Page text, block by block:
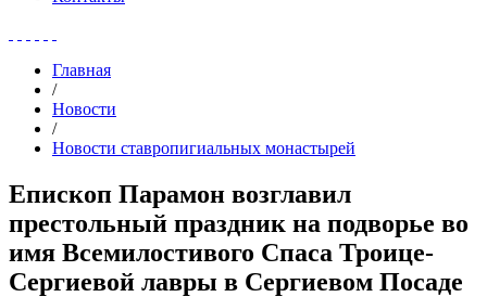
Главная
/
Новости
/
Новости ставропигиальных монастырей
Епископ Парамон возглавил
престольный праздник на подворье во
имя Всемилостивого Спаса Троице-
Сергиевой лавры в Сергиевом Посаде